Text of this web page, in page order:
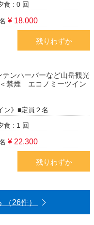
食 : 0 回
¥ 18,000
残りわずか
ンハーバーなど山岳観光
禁煙 エコノミーツイン
ン》■定員２名
食 : 1 回
¥ 22,300
残りわずか
26件）